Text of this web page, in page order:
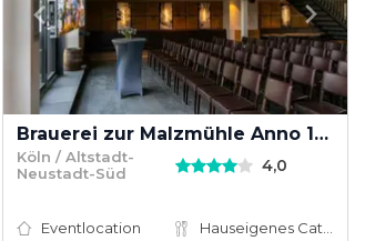
Brauerei zur Malzmühle Anno 1858
Köln / Altstadt-
Neustadt-Süd
4,0
Eventlocation